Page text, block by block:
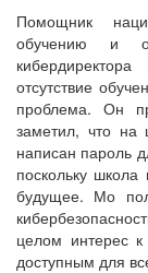
Помощник
обучению и
отсутствие
проблема. Он
заметил, что на
написан пароль
поскольку
будущее. Мо
целом интерес
доступным для